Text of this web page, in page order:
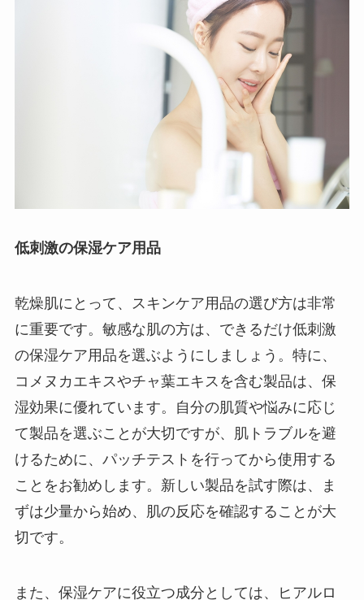
低刺激の保湿ケア用品
乾燥肌にとって、スキンケア用品の選び方は非常
に重要です。敏感な肌の方は、できるだけ低刺激
の保湿ケア用品を選ぶようにしましょう。特に、
コメヌカエキスやチャ葉エキスを含む製品は、保
湿効果に優れています。自分の肌質や悩みに応じ
て製品を選ぶことが大切ですが、肌トラブルを避
けるために、パッチテストを行ってから使用する
ことをお勧めします。新しい製品を試す際は、ま
ずは少量から始め、肌の反応を確認することが大
切です。
また、保湿ケアに役立つ成分としては、ヒアルロ